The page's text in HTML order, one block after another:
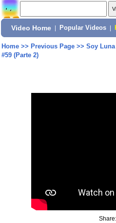
Video Home Popular Videos
Home>> Previous Page>> Soy
#59 (Parte 2)
Share: